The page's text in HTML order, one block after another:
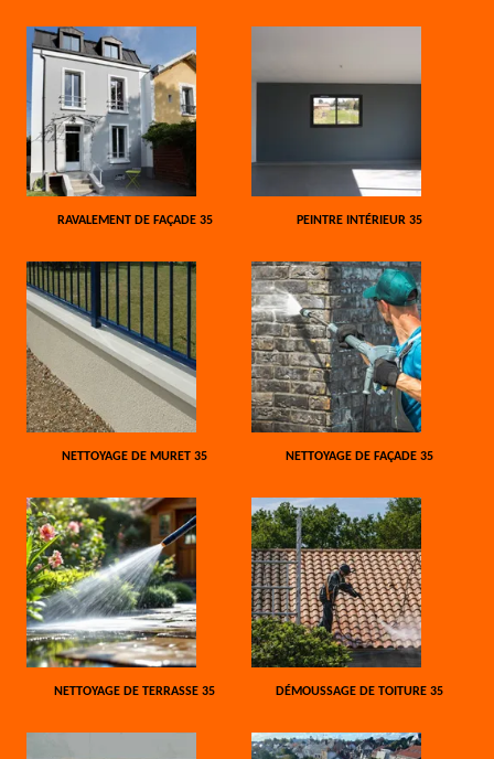
RAVALEMENT DE FAÇADE 35 PEINTRE INTÉRIEUR 35
NETTOYAGE DE MURET 35 NETTOYAGE DE FAÇADE 35
NETTOYAGE DE TERRASSE 35 DÉMOUSSAGE DE TOITURE 35